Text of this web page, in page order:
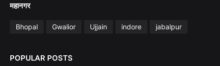
महानगर
Bhopal Gwalior Ujjain indore jabalpur
POPULAR POSTS